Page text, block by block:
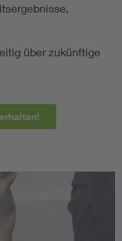
über zukünftige